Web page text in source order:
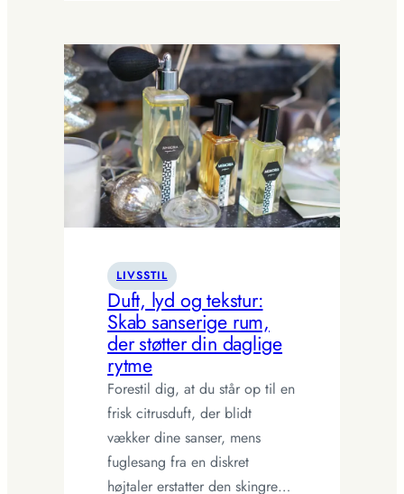
der
stadig
inspirerer
moderne
boligdesign
LIVSSTIL
Duft, lyd og tekstur:
Skab sanserige rum,
der støtter din daglige
rytme
Forestil dig, at du står op til en
frisk citrusduft, der blidt
vækker dine sanser, mens
fuglesang fra en diskret
højtaler erstatter den skingre…